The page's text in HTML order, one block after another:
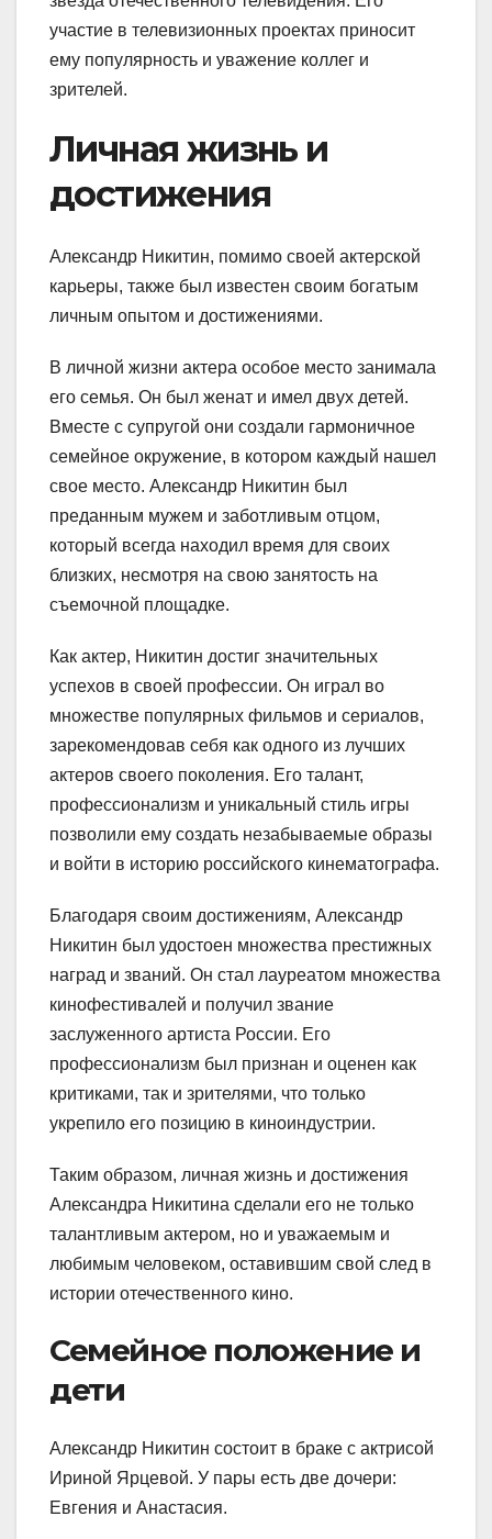
участие в телевизионных проектах приносит
ему популярность и уважение коллег и
зрителей.
Личная жизнь и
достижения
Александр Никитин, помимо своей актерской
карьеры, также был известен своим богатым
личным опытом и достижениями.
В личной жизни актера особое место занимала
его семья. Он был женат и имел двух детей.
Вместе с супругой они создали гармоничное
семейное окружение, в котором каждый нашел
свое место. Александр Никитин был
преданным мужем и заботливым отцом,
который всегда находил время для своих
близких, несмотря на свою занятость на
съемочной площадке.
Как актер, Никитин достиг значительных
успехов в своей профессии. Он играл во
множестве популярных фильмов и сериалов,
зарекомендовав себя как одного из лучших
актеров своего поколения. Его талант,
профессионализм и уникальный стиль игры
позволили ему создать незабываемые образы
и войти в историю российского кинематографа.
Благодаря своим достижениям, Александр
Никитин был удостоен множества престижных
наград и званий. Он стал лауреатом множества
кинофестивалей и получил звание
заслуженного артиста России. Его
профессионализм был признан и оценен как
критиками, так и зрителями, что только
укрепило его позицию в киноиндустрии.
Таким образом, личная жизнь и достижения
Александра Никитина сделали его не только
талантливым актером, но и уважаемым и
любимым человеком, оставившим свой след в
истории отечественного кино.
Семейное положение и
дети
Александр Никитин состоит в браке с актрисой
Ириной Ярцевой. У пары есть две дочери:
Евгения и Анастасия.